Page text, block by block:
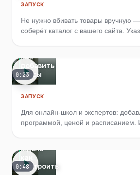
ЗАПУСК
Не нужно вбивать товары
соберёт каталог с вашего сайта.
Как
добавить
курсы
0:23
ЗАПУСК
Для онлайн-школ и экспертов:
программой, ценой и расписанием.
в день —
настроить
0:48